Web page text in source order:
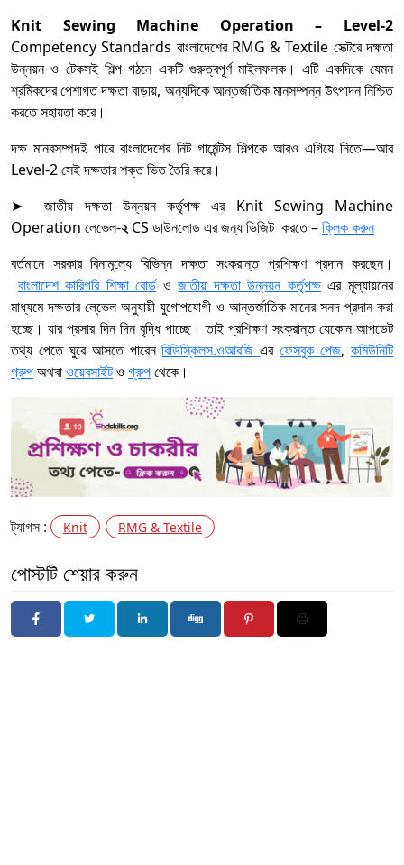
Knit Sewing Machine Operation – Level-2
Competency Standards বাংলাদেশের RMG & Textile সেক্টরে দক্ষতা
উন্নয়ন ও টেকসই শিল্প গঠনে একটি গুরুত্বপূর্ণ মাইলফলক। এটি একদিকে যেমন
শ্রমিকদের পেশাগত দক্ষতা বাড়ায়, অন্যদিকে আন্তর্জাতিক মানসম্পন্ন উৎপাদন নিশ্চিত
করতে সহায়তা করে।
দক্ষ মানবসম্পদই পারে বাংলাদেশের নিট গার্মেন্টস শিল্পকে আরও এগিয়ে নিতে—আর
Level-2 সেই দক্ষতার শক্ত ভিত তৈরি করে।
➤ জাতীয় দক্ষতা উন্নয়ন কর্তৃপক্ষ এর Knit Sewing Machine
Operation লেভেল-২CS ডাউনলোড এর জন্য ভিজিট করতে –ক্লিক করুন
বর্তমানে সরকার বিনামূল্যে বিভিন্ন দক্ষতা সংক্রান্ত প্রশিক্ষণ প্রদান করছেন।
বাংলাদেশ কারিগরি শিক্ষা বোর্ডওজাতীয় দক্ষতা উন্নয়ন কর্তৃপক্ষএর মূল্যায়নের
মাধ্যমে দক্ষতার লে্ভেল অনুযায়ী যুগোপযোগী ও আন্তর্জাতিক মানের সনদ প্রদান করা
হচ্ছে। যার প্রসার দিন দিন বৃদ্ধি পাচ্ছে। তাই প্রশিক্ষণ সংক্রান্ত যেকোন আপডেট
তথ্য পেতে ঘুরে আসতে পারেনবিডিস্কিলস.ওআরজিএরফেসবুক পেজ,কমিউনিটি
গ্রুপঅথবাওয়েবসাইটও গ্রুপথেকে।
ট্যাগস : Knit RMG & Textile
পোস্টটি শেয়ার করুন